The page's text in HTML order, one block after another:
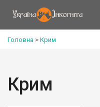
Головна > Крим
Крим